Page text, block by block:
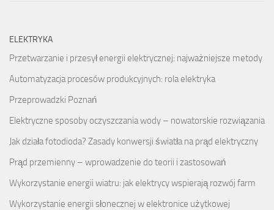
ELEKTRYKA
Przetwarzanie i przesył energii elektrycznej: najważniejsze metody
Automatyzacja procesów produkcyjnych: rola elektryka
Przeprowadzki Poznań
Elektryczne sposoby oczyszczania wody – nowatorskie rozwiązania
Jak działa fotodioda? Zasady konwersji światła na prąd elektryczny
Prąd przemienny – wprowadzenie do teorii i zastosowań
Wykorzystanie energii wiatru: jak elektrycy wspierają rozwój farm
Wykorzystanie energii słonecznej w elektronice użytkowej